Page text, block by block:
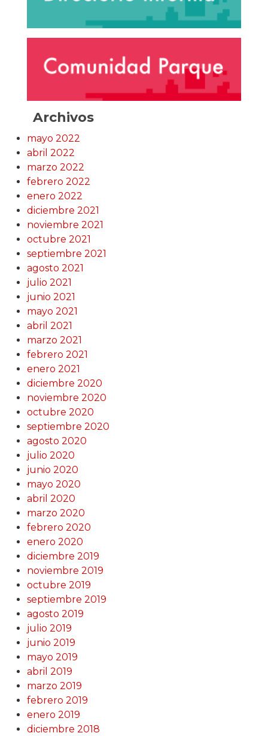
Archivos
mayo 2022
abril 2022
marzo 2022
febrero 2022
enero 2022
diciembre 2021
noviembre 2021
octubre 2021
septiembre 2021
agosto 2021
julio 2021
junio 2021
mayo 2021
abril 2021
marzo 2021
febrero 2021
enero 2021
diciembre 2020
noviembre 2020
octubre 2020
septiembre 2020
agosto 2020
julio 2020
junio 2020
mayo 2020
abril 2020
marzo 2020
febrero 2020
enero 2020
diciembre 2019
noviembre 2019
octubre 2019
septiembre 2019
agosto 2019
julio 2019
junio 2019
mayo 2019
abril 2019
marzo 2019
febrero 2019
enero 2019
diciembre 2018